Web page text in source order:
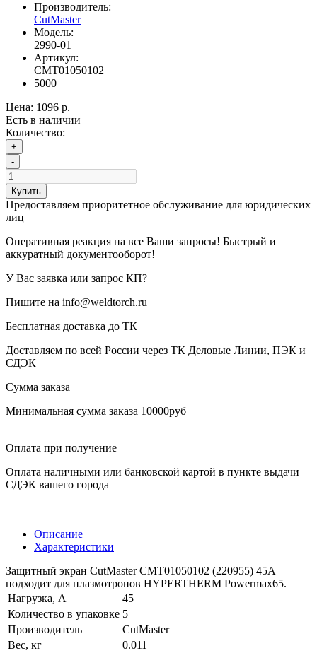
Производитель:
CutMaster
Модель:
2990-01
Артикул:
CMT01050102
5000
Цена: 1096 р.
Есть в наличии
Количество:
+
-
Купить
Предоставляем приоритетное обслуживание для юридических
лиц
Оперативная реакция на все Ваши запросы! Быстрый и
аккуратный документооборот!
У Вас заявка или запрос КП?
Пишите на info@weldtorch.ru
Бесплатная доставка до ТК
Доставляем по всей России через ТК Деловые Линии, ПЭК и
СДЭК
Сумма заказа
Минимальная сумма заказа 10000руб
Оплата при получение
Оплата наличными или банковской картой в пункте выдачи
СДЭК вашего города
Описание
Характеристики
Защитный экран CutMaster CMT01050102 (220955) 45А
подходит для плазмотронов HYPERTHERM Powermax65.
Нагрузка, A
45
Количество в упаковке 5
Производитель
CutMaster
Вес, кг
0.011